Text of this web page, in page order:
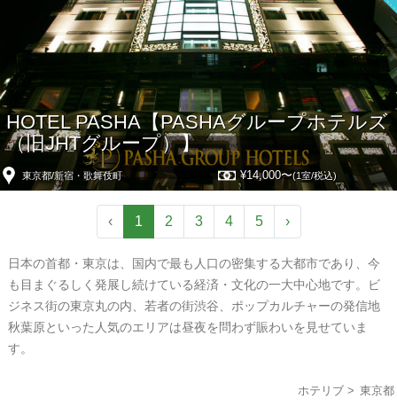
HOTEL PASHA【PASHAグループホテルズ
（旧JHTグループ）】
東京都/新宿・歌舞伎町 ¥14,000〜(1室/税込)
‹ 1 2 3 4 5 ›
日本の首都・東京は、国内で最も人口の密集する大都市であり、今
も目まぐるしく発展し続けている経済・文化の一大中心地です。ビ
ジネス街の東京丸の内、若者の街渋谷、ポップカルチャーの発信地
秋葉原といった人気のエリアは昼夜を問わず賑わいを見せていま
す。
ホテリブ 東京都